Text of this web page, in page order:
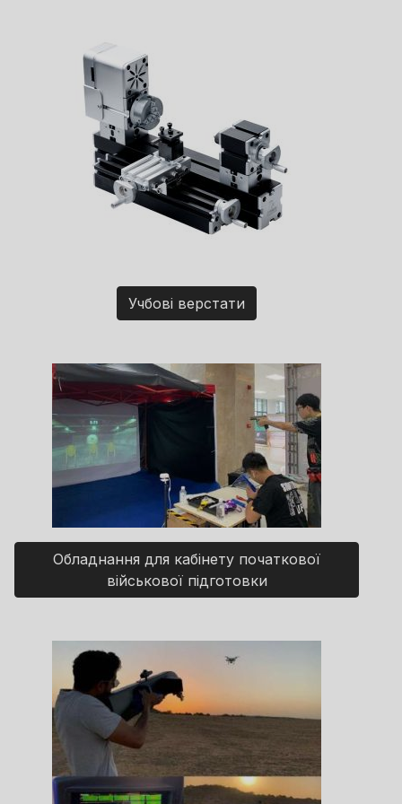
Учбові верстати
Обладнання для кабінету початкової
військової підготовки